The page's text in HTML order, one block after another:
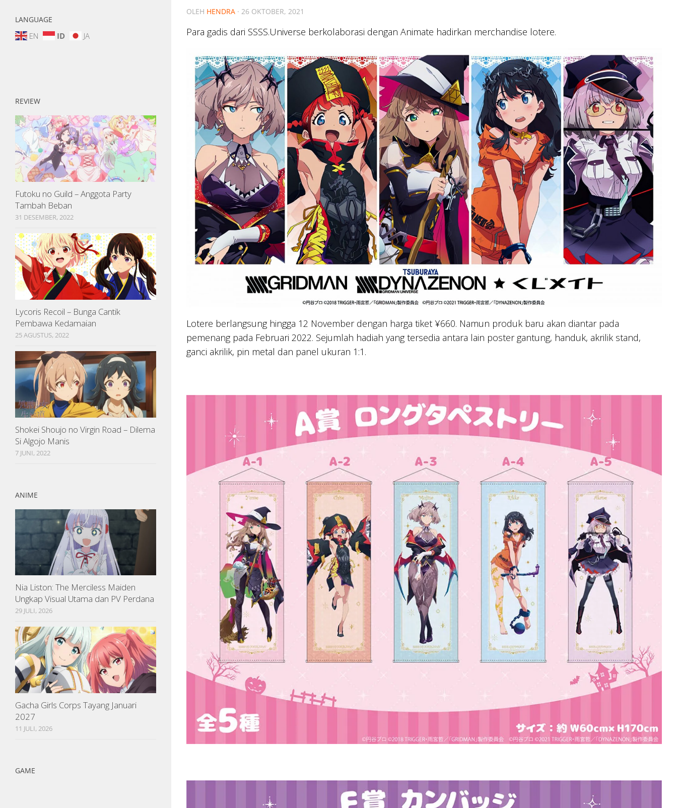
OLEH HENDRA · 26 OKTOBER, 2021
Para gadis dari SSSS.Universe berkolaborasi dengan Animate hadirkan merchandise lotere.
Lotere berlangsung hingga 12 November dengan harga tiket ¥660. Namun produk baru akan diantar pada
pemenang pada Februari 2022. Sejumlah hadiah yang tersedia antara lain poster gantung, handuk, akrilik stand,
ganci akrilik, pin metal dan panel ukuran 1:1.
LANGUAGE
EN ID JA
REVIEW
Futoku no Guild – Anggota Party
Tambah Beban
31 DESEMBER, 2022
Lycoris Recoil – Bunga Cantik
Pembawa Kedamaian
25 AGUSTUS, 2022
Shokei Shoujo no Virgin Road – Dilema
Si Algojo Manis
7 JUNI, 2022
ANIME
Nia Liston: The Merciless Maiden
Ungkap Visual Utama dan PV Perdana
29 JULI, 2026
Gacha Girls Corps Tayang Januari
2027
11 JULI, 2026
GAME